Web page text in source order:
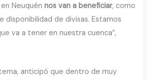
en Neuquénnos van a beneficiar, como
disponibilidad de divisas. Estamos
va a tener en nuestra cuenca”,
anticipó que dentro de muy